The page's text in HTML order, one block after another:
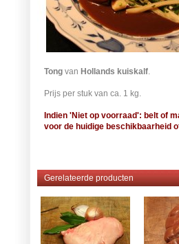
Tong van Hollands kuiskalf.
Prijs per stuk van ca. 1 kg.
Indien 'Niet op voorraad': belt of
voor de huidige beschikbaarheid
Gerelateerde producten